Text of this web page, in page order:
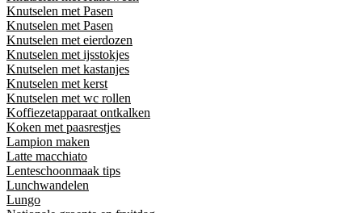
Knutselen met Pasen
Knutselen met Pasen
Knutselen met eierdozen
Knutselen met ijsstokjes
Knutselen met kastanjes
Knutselen met kerst
Knutselen met wc rollen
Koffiezetapparaat ontkalken
Koken met paasrestjes
Lampion maken
Latte macchiato
Lenteschoonmaak tips
Lunchwandelen
Lungo